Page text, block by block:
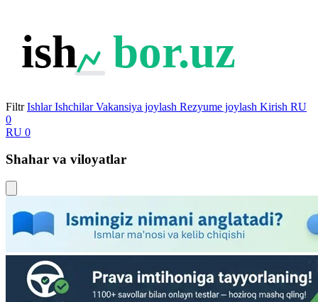
ish bor.uz
Filtr Ishlar Ishchilar Vakansiya joylash Rezyume joylash Kirish RU
0
RU 0
Shahar va viloyatlar